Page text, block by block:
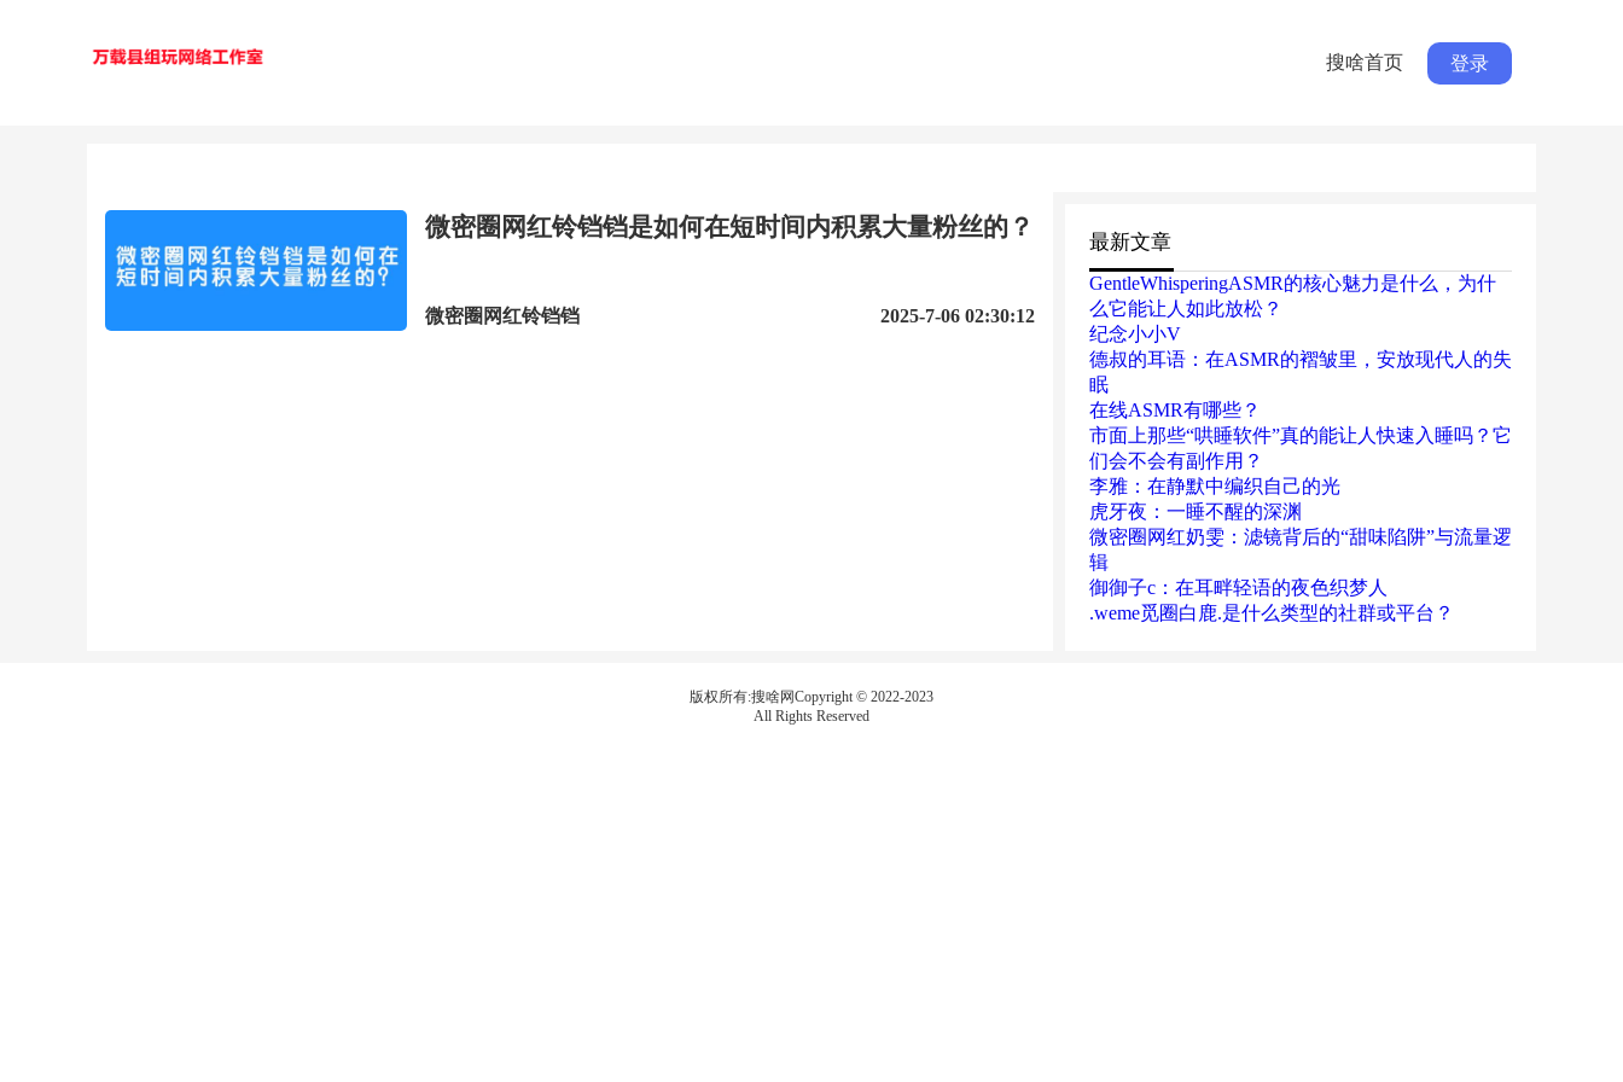
搜啥首页 登录
微密圈网红铃铛铛是如何在短时间内积累大量粉丝的？
微密圈网红铃铛铛 2025-7-06 02:30:12
最新文章
GentleWhisperingASMR的核心魅力是什么，为什
么它能让人如此放松？
纪念小小V
德叔的耳语：在ASMR的褶皱里，安放现代人的失
眠
在线ASMR有哪些？
市面上那些“哄睡软件”真的能让人快速入睡吗？它
们会不会有副作用？
李雅：在静默中编织自己的光
虎牙夜：一睡不醒的深渊
微密圈网红奶雯：滤镜背后的“甜味陷阱”与流量逻
辑
御御子c：在耳畔轻语的夜色织梦人
.weme觅圈白鹿.是什么类型的社群或平台？
版权所有:搜啥网Copyright © 2022-2023
All Rights Reserved